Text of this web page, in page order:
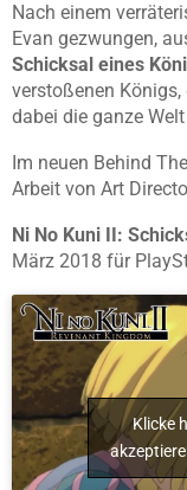
Nach einem
Evan gezwungen,
Schicksal eines
verstoßenen
dabei die ganze
Im neuen Behind
Arbeit von Art
Ni No Kuni II:
März 2018 für
Klicke